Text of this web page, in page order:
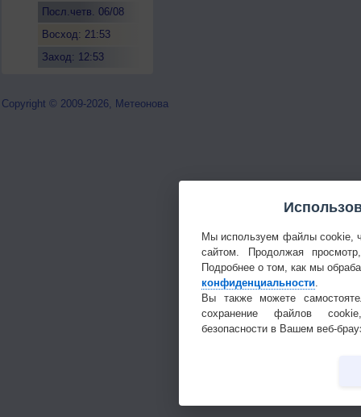
Посл.четв. 06/08
Восход: 21:53
Заход: 12:53
Copyright © 2009-2026, Метеонова
Мы используем файлы cookie,
сайтом. Продолжая
Подробнее о том, как мы
конфиденциальности.
Вы также можете
сохранение файлов
безопасности в Вашем веб-